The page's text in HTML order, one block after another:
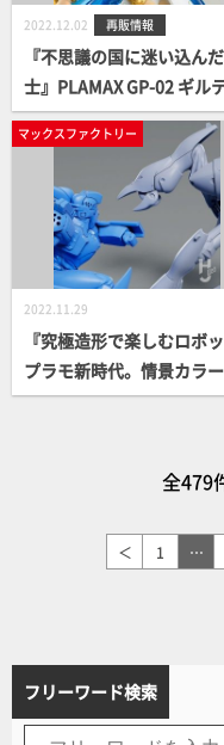
2022.12.02 再販情報
『不思議の国に迷い込ん
士』PLAMAX GP-02 ギル
プリンセス メイドロイド
リス 再販案内開始！
マックスファクトリー
2022.11.29
『究極造形で楽しむロボ
プラモ新時代。情景カラ
レイバーを飾ろう！』
ッグ エフェクトカラー
全479
＜ 1 …
フリーワード検索